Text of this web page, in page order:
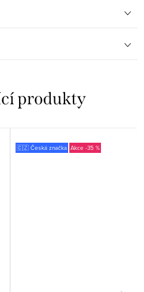
produkty
🇨🇿 Česká značka -35 %